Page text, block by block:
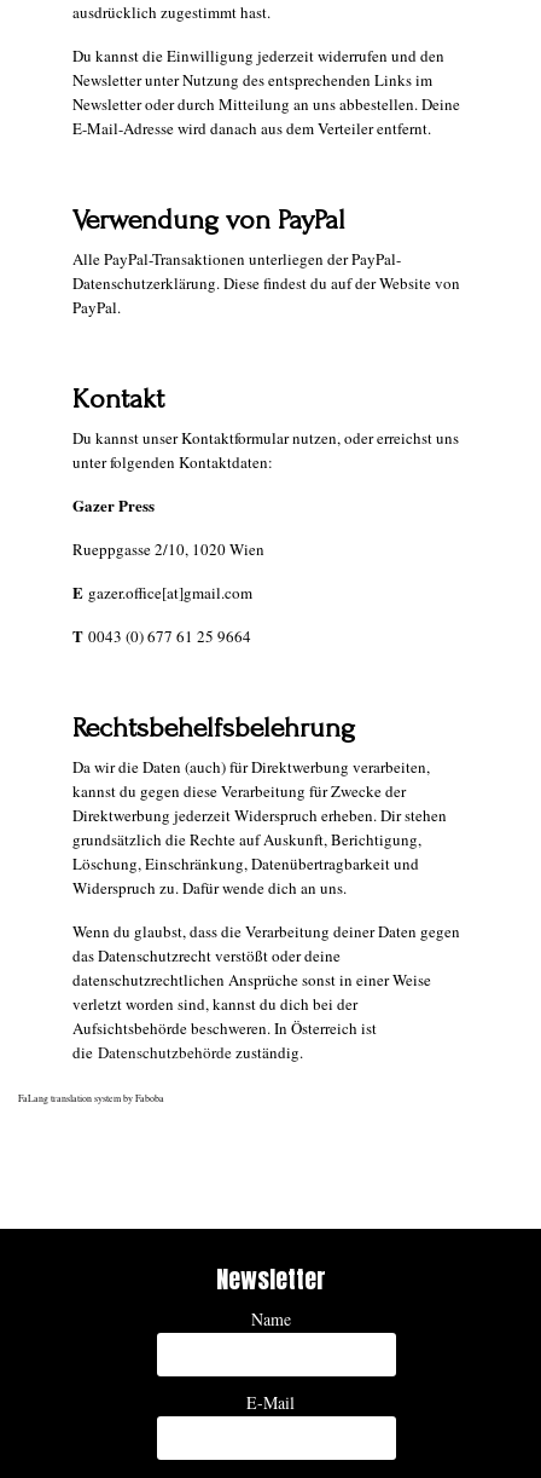
ausdrücklich zugestimmt hast.
Du kannst die Einwilligung jederzeit widerrufen und den
Newsletter unter Nutzung des entsprechenden Links im
Newsletter oder durch Mitteilung an uns abbestellen. Deine
E-Mail-Adresse wird danach aus dem Verteiler entfernt.
Verwendung von PayPal
Alle PayPal-Transaktionen unterliegen der PayPal-
Datenschutzerklärung. Diese findest du auf der Website von
PayPal.
Kontakt
Du kannst unser Kontaktformular nutzen, oder erreichst uns
unter folgenden Kontaktdaten:
Gazer Press
Rueppgasse 2/10, 1020 Wien
E gazer.office[at]gmail.com
T 0043 (0) 677 61 25 9664
Rechtsbehelfsbelehrung
Da wir die Daten (auch) für Direktwerbung verarbeiten,
kannst du gegen diese Verarbeitung für Zwecke der
Direktwerbung jederzeit Widerspruch erheben. Dir stehen
grundsätzlich die Rechte auf Auskunft, Berichtigung,
Löschung, Einschränkung, Datenübertragbarkeit und
Widerspruch zu. Dafür wende dich an uns.
Wenn du glaubst, dass die Verarbeitung deiner Daten gegen
das Datenschutzrecht verstößt oder deine
datenschutzrechtlichen Ansprüche sonst in einer Weise
verletzt worden sind, kannst du dich bei der
Aufsichtsbehörde beschweren. In Österreich ist
die Datenschutzbehördezuständig.
FaLang translation system by Faboba
Newsletter
Name
E-Mail